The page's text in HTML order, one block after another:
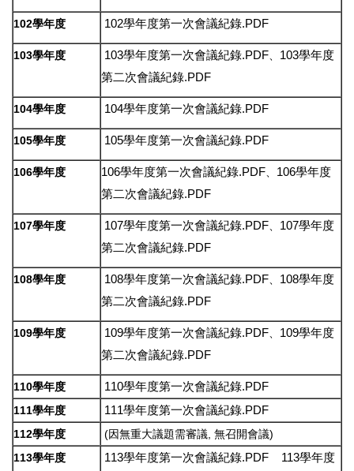
102學年度 102學年度第一次會議紀錄.PDF
103學年度 103學年度第一次會議紀錄.PDF、 103學年度
第二次會議紀錄.PDF
104學年度 104學年度第一次會議紀錄.PDF
105學年度 105學年度第一次會議紀錄.PDF
106學年度 106學年度第一次會議紀錄.PDF、 106學年度
第二次會議紀錄.PDF
107學年度 107學年度第一次會議紀錄.PDF、 107學年度
第二次會議紀錄.PDF
108學年度 108學年度第一次會議紀錄.PDF、 108學年度
第二次會議紀錄.PDF
109學年度 109學年度第一次會議紀錄.PDF、 109學年度
第二次會議紀錄.PDF
110學年度 110學年度第一次會議紀錄.PDF
111學年度 111學年度第一次會議紀錄.PDF
112學年度
(因無重大議題需審議, 無召開會議)
113學年度
113學年度第一次會議紀錄.PDF
113學年度